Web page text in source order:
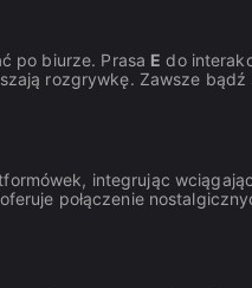
po biurze. Prasa E do
rozgrywkę. Zawsze
integrując
połączenie